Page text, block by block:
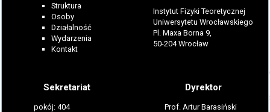
Struktura
Osoby
Działalność
Wydarzenia
Kontakt
Instytut Fizyki Teoretycznej
Uniwersytetu Wrocławskiego
Pl. Maxa Borna 9,
50-204 Wrocław
Sekretariat
pokój: 404
Dyrektor
Prof. Artur Barasiński